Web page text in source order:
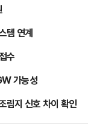
템 연계
수
가능성
림지 신호 차이 확인